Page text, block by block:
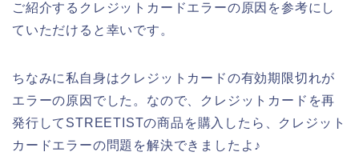
ご紹介するクレジットカードエラーの原因を参考にし
ていただけると幸いです。
ちなみに私自身はクレジットカードの有効期限切れが
エラーの原因でした。なので、クレジットカードを再
発行してSTREETISTの商品を購入したら、クレジット
カードエラーの問題を解決できましたよ♪